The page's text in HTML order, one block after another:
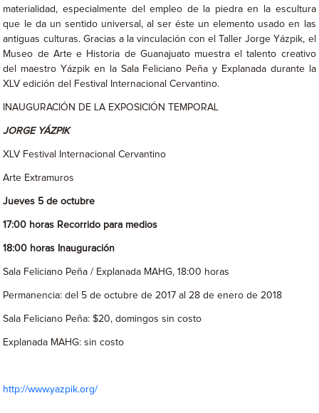
materialidad, especialmente del empleo de la piedra en la escultura
que le da un sentido universal, al ser éste un elemento usado en las
antiguas culturas. Gracias a la vinculación con el Taller Jorge Yázpik, el
Museo de Arte e Historia de Guanajuato muestra el talento creativo
del maestro Yázpik en la Sala Feliciano Peña y Explanada durante la
XLV edición del Festival Internacional Cervantino.
INAUGURACIÓN DE LA EXPOSICIÓN TEMPORAL
JORGE YÁZPIK
XLV Festival Internacional Cervantino
Arte Extramuros
Jueves 5 de octubre
17:00 horas Recorrido para medios
18:00 horas Inauguración
Sala Feliciano Peña / Explanada MAHG, 18:00 horas
Permanencia: del 5 de octubre de 2017 al 28 de enero de 2018
Sala Feliciano Peña: $20, domingos sin costo
Explanada MAHG: sin costo
http://www.yazpik.org/